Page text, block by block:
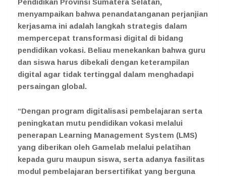
menyampaikan bahwa penandatanganan perjanjian
kerjasama ini adalah langkah strategis dalam
mempercepat transformasi digital di bidang
pendidikan vokasi. Beliau menekankan bahwa guru
dan siswa harus dibekali dengan keterampilan
digital agar tidak tertinggal dalam menghadapi
persaingan global.
“Dengan program digitalisasi pembelajaran serta
peningkatan mutu pendidikan vokasi melalui
penerapan Learning Management System (LMS)
yang diberikan oleh Gamelab melalui pelatihan
kepada guru maupun siswa, serta adanya fasilitas
modul pembelajaran bersertifikat yang berguna